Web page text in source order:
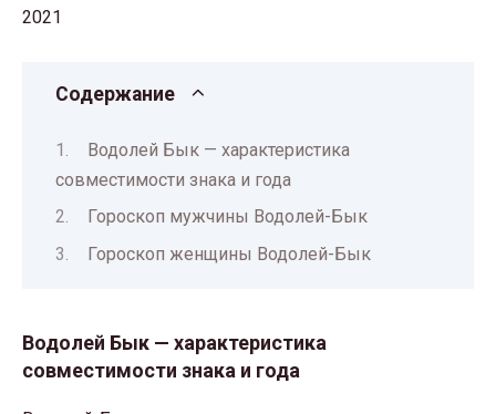
2021
Содержание
Водолей Бык — характеристика
совместимости знака и года
Гороскоп мужчины Водолей-Бык
Гороскоп женщины Водолей-Бык
Водолей Бык — характеристика
совместимости знака и года